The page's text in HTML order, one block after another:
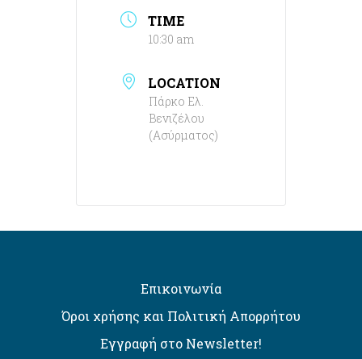
TIME
10:30 am
LOCATION
Πάρκο Ελ.
Βενιζέλου
(Ασύρματος)
Επικοινωνία
Όροι χρήσης και Πολιτική Απορρήτου
Εγγραφή στο Newsletter!